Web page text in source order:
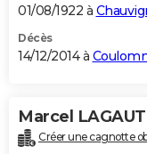
01/08/1922 à
Décès
14/12/2014 à
Marcel
Créer une cagnotte